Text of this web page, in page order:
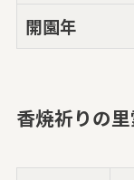
開園年
香焼祈りの